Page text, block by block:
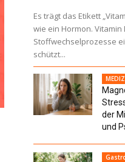
Es trägt das Etikett
wie ein Hormon. Vitamin
Stoffwechselprozesse
schützt...
der
und